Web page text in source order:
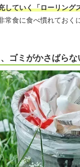
していく「ローリング
常食に食べ慣れておく
、ゴミがかさばら